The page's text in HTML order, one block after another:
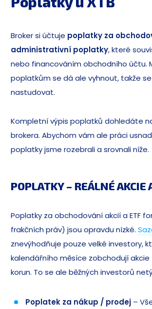
Broker si účtuje poplatky za
administrativní poplatky, které
nebo financováním obchodního účtu.
poplatkům se dá ale vyhnout, takže
nastudovat.
Kompletní výpis poplatků dohledáte
brokera. Abychom vám ale práci
poplatky jsme rozebrali a srovnali níže.
POPLATKY – REÁLNÉ AKCIE
Poplatky za obchodování akcií a ETF
frakčních práv) jsou opravdu nízké.
znevýhodňuje pouze velké investory,
kalendářního měsíce zobchodují akcie
korun. To se ale běžných investorů
Poplatek za nákup / prodej –